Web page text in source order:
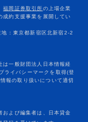
および編集者は、日本貸金